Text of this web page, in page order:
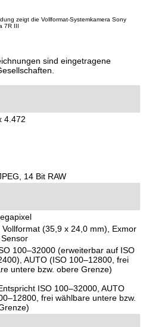
sind eingetragene
4.472
14 Bit RAW
(35,9 x 24,0 mm), Exmor
100–32000 (erweiterbar auf ISO
AUTO (ISO 100–12800, frei
untere bzw. obere Grenze)
ISO 100–32000, AUTO
frei wählbare untere bzw.